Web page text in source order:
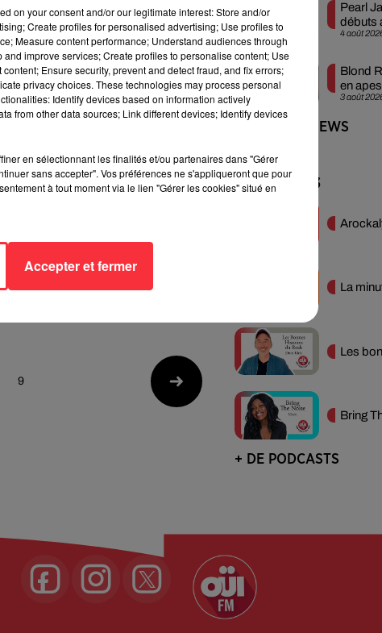
17 février 2025
“Easy Rider” : quand “Born to Be
Wild” devient l’hymne d’une...
"Deadpool & Wolverine" : la
cloche iconique d’AC/DC pour
une baston...
9
4 août
Pearl
débuts
inédit
3 août
Blond
en
+ DE ROCK NEWS
Podcasts
La
Les
Bring
+ DE PODCASTS
on your consent and/or our legitimate interest: Store and/or
Create profiles for personalised advertising; Use profiles to
Measure content performance; Understand audiences through
improve services; Create profiles to personalise content; Use
Ensure security, prevent and detect fraud, and fix errors;
privacy choices. These technologies may process personal
Identify devices based on information actively
from other data sources; Link different devices; Identify devices
en sélectionnant les finalités et/ou partenaires dans "Gérer
sans accepter". Vos préférences ne s'appliqueront que pour
à tout moment via le lien "Gérer les cookies" situé en
Accepter et fermer